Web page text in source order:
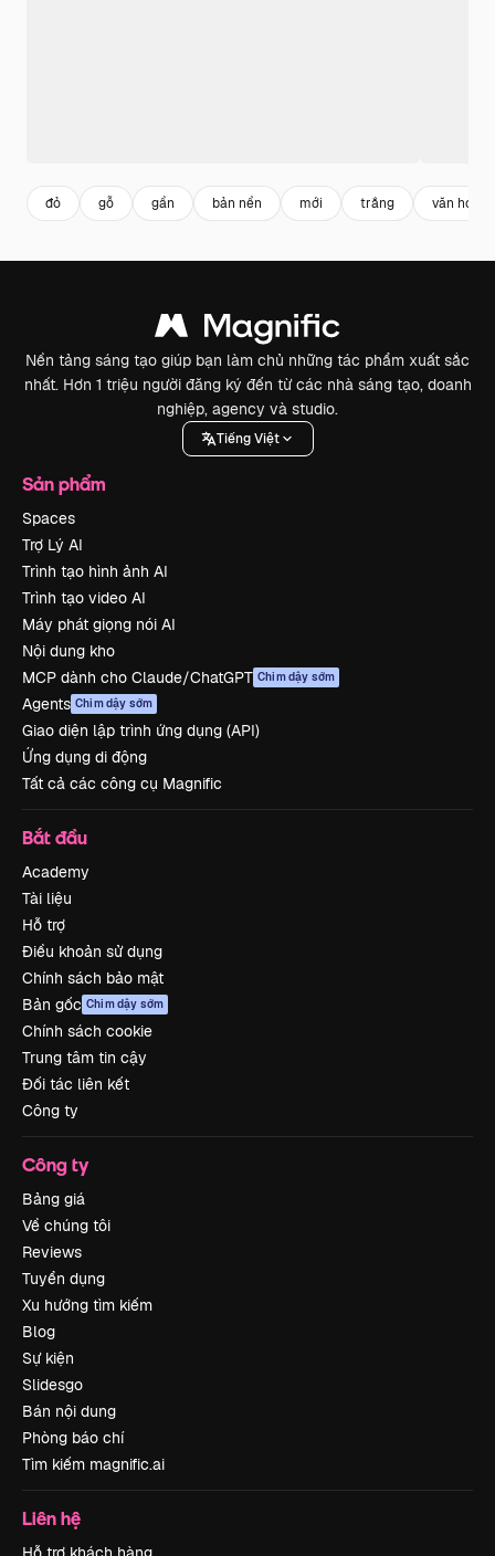
đỏ gỗ gần bản nền mới trắng văn hóa
Nền tảng sáng tạo giúp bạn làm chủ những tác phẩm xuất sắc
nhất. Hơn 1 triệu người đăng ký đến từ các nhà sáng tạo, doanh
nghiệp, agency và studio.
Tiếng Việt
Sản phẩm
Spaces
Trợ Lý AI
Trình tạo hình ảnh AI
Trình tạo video AI
Máy phát giọng nói AI
Nội dung kho
MCP dành cho Claude/ChatGPT Chim dậy sớm
Agents Chim dậy sớm
Giao diện lập trình ứng dụng (API)
Ứng dụng di động
Tất cả các công cụ Magnific
Bắt đầu
Academy
Tài liệu
Hỗ trợ
Điều khoản sử dụng
Chính sách bảo mật
Bản gốc Chim dậy sớm
Chính sách cookie
Trung tâm tin cậy
Đối tác liên kết
Công ty
Công ty
Bảng giá
Về chúng tôi
Reviews
Tuyển dụng
Xu hướng tìm kiếm
Blog
Sự kiện
Slidesgo
Bán nội dung
Phòng báo chí
Tìm kiếm magnific.ai
Liên hệ